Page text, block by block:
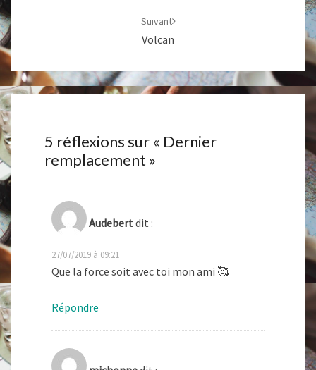
Suivant
Volcan
5 réflexions sur « Dernier
remplacement »
Audebertdit :
27/07/2019 à 09:21
Que la force soit avec toi mon ami 🥰
Répondre